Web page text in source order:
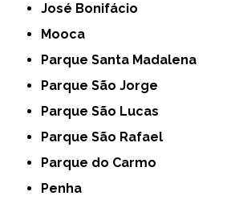
José Bonifácio
Mooca
Parque Santa Madalena
Parque São Jorge
Parque São Lucas
Parque São Rafael
Parque do Carmo
Penha